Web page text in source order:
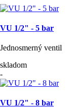
VU 1/2" - 5 bar
Jednosmerný ventil
skladom
-
VU 1/2" - 8 bar